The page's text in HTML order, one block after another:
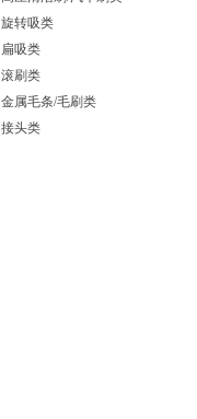
旋转吸类
扁吸类
滚刷类
金属毛条/毛刷类
接头类